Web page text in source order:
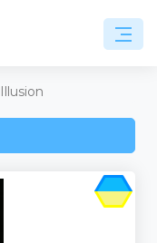
Illusion